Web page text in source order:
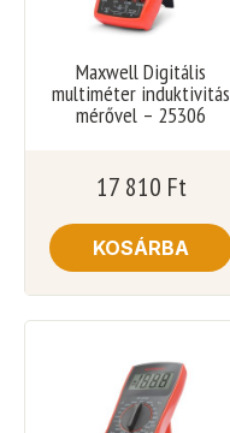
Maxwell Digitális
multiméter induktivitás
mérővel – 25306
17 810 Ft
KOSÁRBA